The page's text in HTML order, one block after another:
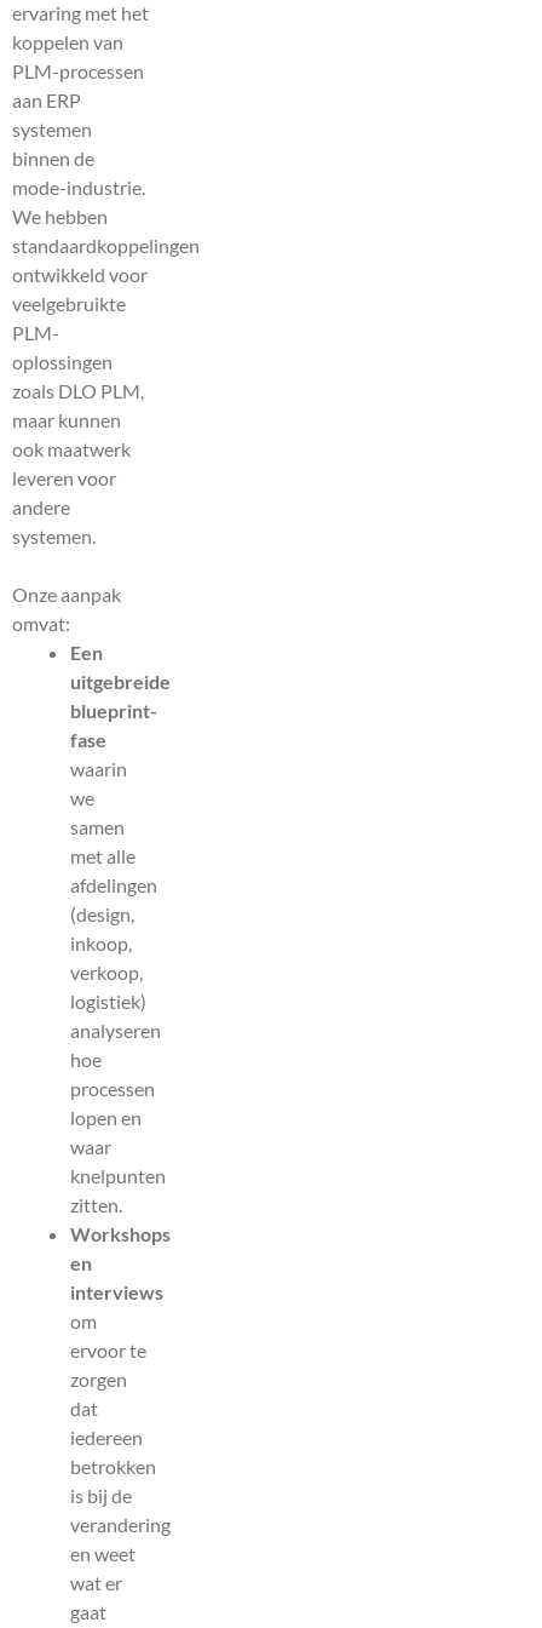
ervaring met het
koppelen van
PLM-processen
aan ERP
systemen
binnen de
mode-industrie.
We hebben
standaardkoppelingen
ontwikkeld voor
veelgebruikte
PLM-
oplossingen
zoals DLO PLM,
maar kunnen
ook maatwerk
leveren voor
andere
systemen.
Onze aanpak
omvat:
Een
uitgebreide
blueprint-
fase
waarin
we
samen
met alle
afdelingen
(design,
inkoop,
verkoop,
logistiek)
analyseren
hoe
processen
lopen en
waar
knelpunten
zitten.
Workshops
en
interviews
om
ervoor te
zorgen
dat
iedereen
betrokken
is bij de
verandering
en weet
wat er
gaat